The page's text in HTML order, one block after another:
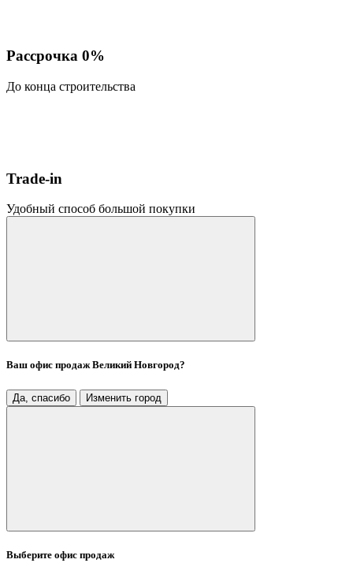
Рассрочка 0%
До конца строительства
Trade-in
Удобный способ большой покупки
Ваш офис продажВеликий Новгород?
Да, спасибо Изменить город
Выберите офис продаж